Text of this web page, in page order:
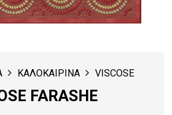
ΚΑΛΟΚΑΙΡΙΝΑ VISCOSE
FARASHE